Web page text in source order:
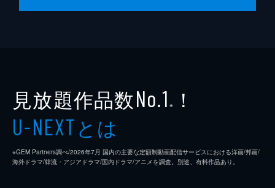
見放題作品数No.1 ※ ！
U-NEXTとは
※GEM Partners調べ/2026年7⽉ 国内の主要な定額制動画配信サービスにおける洋画/邦画/
海外ドラマ/韓流・アジアドラマ/国内ドラマ/アニメを調査。別途、有料作品あり。